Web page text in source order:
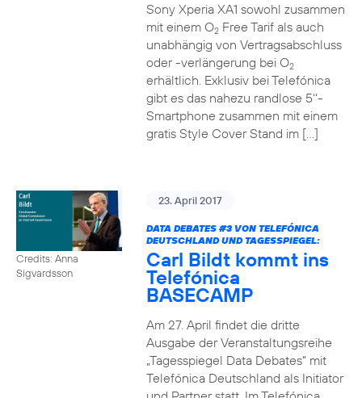
Sony Xperia XA1 sowohl zusammen
mit einem O2Free Tarif als auch
unabhängig von Vertragsabschluss
oder -verlängerung bei O2
erhältlich. Exklusiv bei Telefónica
gibt es das nahezu randlose 5‘‘-
Smartphone zusammen mit einem
gratis Style Cover Stand im […]
Credits: Anna
Sigvardsson
23. April 2017
DATA DEBATES #3VON TELEFÓNICA
DEUTSCHLAND UND TAGESSPIEGEL:
Carl Bildt kommt ins
Telefónica
BASECAMP
Am 27. April findet die dritte
Ausgabe der Veranstaltungsreihe
„Tagesspiegel Data Debates“ mit
Telefónica Deutschland als Initiator